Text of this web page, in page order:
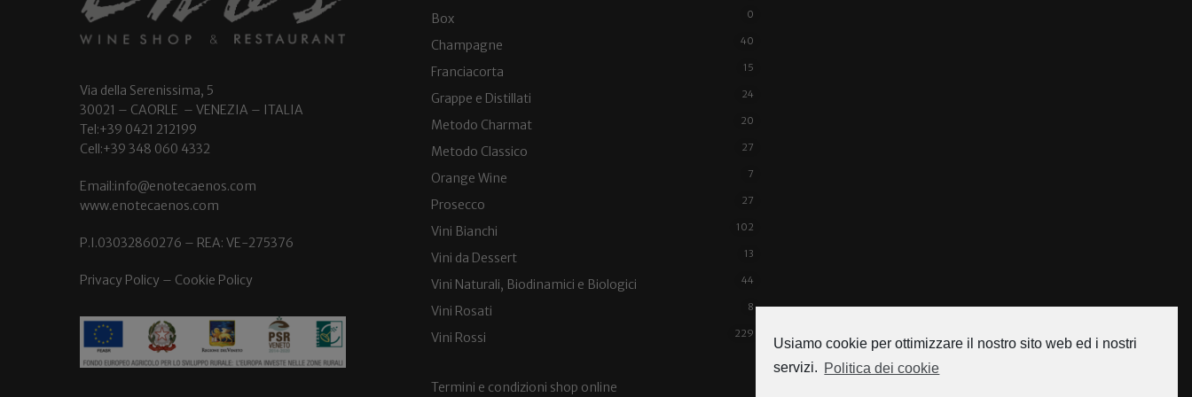
Via della Serenissima, 5
30021 – CAORLE – VENEZIA – ITALIA
Tel:+39 0421 212199
Cell:+39 348 060 4332
Email:info@enotecaenos.com
www.enotecaenos.com
P.I.03032860276 – REA: VE-275376
Privacy Policy – Cookie Policy
Box 0
Champagne 40
Franciacorta 15
Grappe e Distillati 24
Metodo Charmat 20
Metodo Classico 27
Orange Wine 7
Prosecco 27
Vini Bianchi 102
Vini da Dessert 13
Vini Naturali, Biodinamici e Biologici 44
Vini Rosati 8
Vini Rossi 229
Termini e condizioni shop online
Usiamo cookie per ottimizzare il nostro sito web ed i nostri
servizi. Politica dei cookie